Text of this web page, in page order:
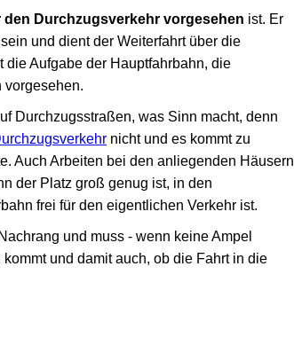
den Durchzugsverkehr vorgesehen ist. Er
und dient der Weiterfahrt über die
Aufgabe der Hauptfahrbahn, die
vorgesehen.
Durchzugsstraßen, was Sinn macht, denn
nicht und es kommt zu
Auch Arbeiten bei den anliegenden Häusern
der Platz groß genug ist, in den
frei für den eigentlichen Verkehr ist.
und muss - wenn keine Ampel
und damit auch, ob die Fahrt in die